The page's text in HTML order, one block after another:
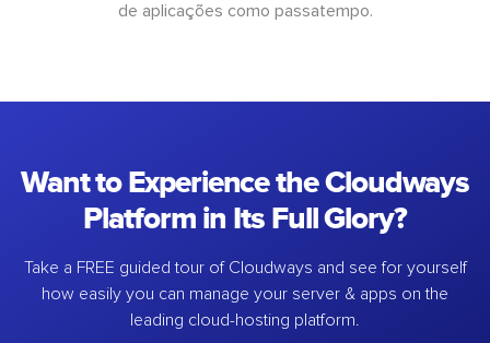
de aplicações como passatempo.
Want to Experience the Cloudways
Platform in Its Full Glory?
Take a FREE guided tour of Cloudways and see for yourself
how easily you can manage your server & apps on the
leading cloud-hosting platform.